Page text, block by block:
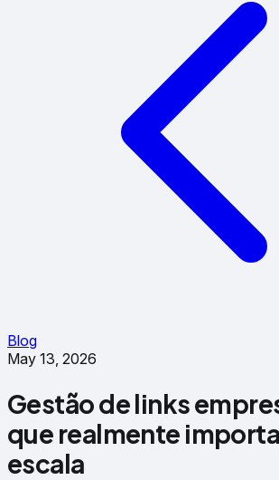
Blog
May 13, 2026
Gestão de links
que realmente
escala